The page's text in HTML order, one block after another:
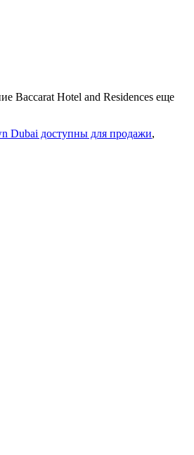
Baccarat Hotel and Residences еще
Dubai доступны для продажи,